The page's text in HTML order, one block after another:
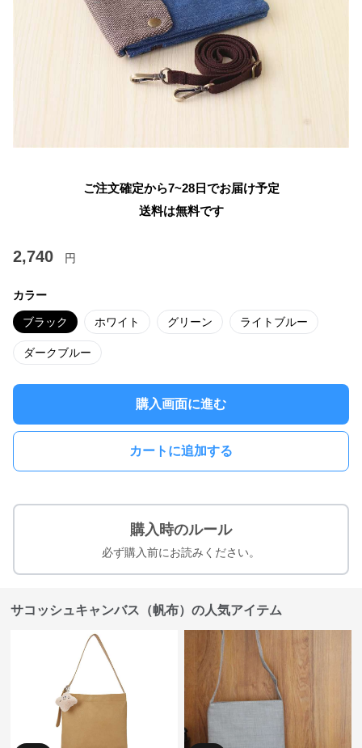
ご注文確定から7~28日でお届け予定
送料は無料です
2,740 円
カラー
ブラック ホワイト グリーン ライトブルー
ダークブルー
購入画面に進む
カートに追加する
購入時のルール
必ず購入前にお読みください。
サコッシュキャンバス（帆布）の人気アイテム